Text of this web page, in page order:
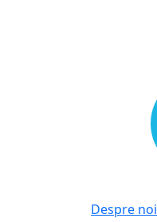
Despre noi